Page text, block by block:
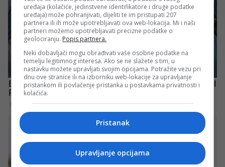
uređaja (kolačiće, jedinstvene identifikatore i druge podatke
uređaja) može pohranjivati, dijeliti te im pristupati 207
partnera ili ih može upotrebljavati ova web-lokacija. Mi i naši
partneri možemo upotrebljavati precizne podatke o
geolociranju. Popis partnera.
Neki dobavljači mogu obrađivati vaše osobne podatke na
temelju legitimnog interesa. Ako se ne slažete s tim, u
nastavku možete upravljati svojim opcijama. Potražite vezu pri
dnu ove stranice ili na izborniku web-lokacije za upravljanje
pristankom ili povlačenje pristanka u postavkama privatnosti i
kolačića.
Pristanak
Upravljanje opcijama